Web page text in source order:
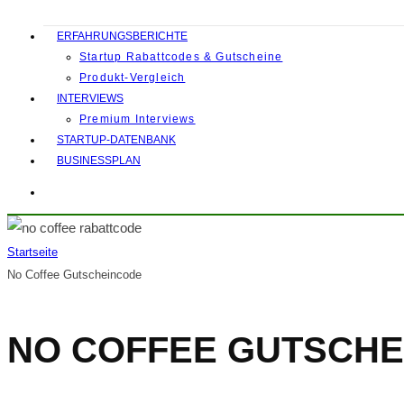
ERFAHRUNGSBERICHTE
Startup Rabattcodes & Gutscheine
Produkt-Vergleich
INTERVIEWS
Premium Interviews
STARTUP-DATENBANK
BUSINESSPLAN
Startseite
No Coffee Gutscheincode
NO COFFEE